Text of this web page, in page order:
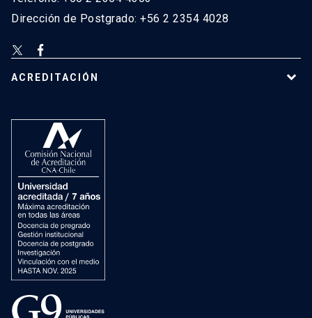
Dirección de Postgrado: +56 2 2354 4028
ACREDITACIÓN